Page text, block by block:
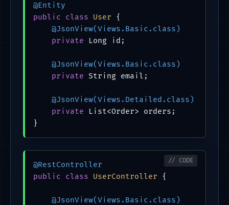
@Entity
public
class User {
@JsonView(Views.Basic.class)
private Long id;
@JsonView(Views.Basic.class)
private String email;
@JsonView(Views.Detailed.class)
private List<Order> orders;
}
@RestController
public
class UserController {
@JsonView(Views.Basic.class)